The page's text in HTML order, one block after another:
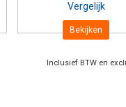
Vergelijk
Bekijken
Inclusief BTW en